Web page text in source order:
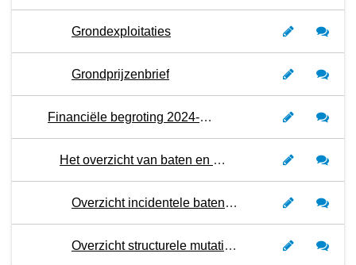
Grondexploitaties
Grondprijzenbrief
Financiële begroting 2024-2027
Het overzicht van baten en lasten en de toelichting
Overzicht incidentele baten en lasten
Overzicht structurele mutaties reserves